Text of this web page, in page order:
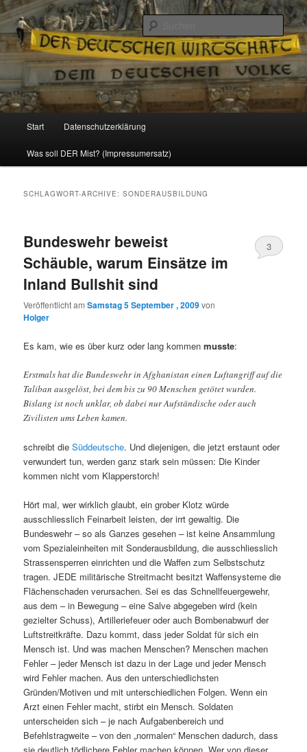
Reizzentrum
Politik, Wirtschaft, Soziales und Gesellschaft
Zum
Inhalt
Zum
sekundären
Start Datenschutzerklärung
Was soll DER Mist? (Impressumersatz)
SCHLAGWORT-ARCHIVE:SONDERAUSBILDUNG
Bundeswehr beweist
Schäuble, warum Einsätze im
Inland Bullshit sind
Veröffentlicht amSamstag 5 September , 2009von
Holger
3
Es kam, wie es über kurz oder lang kommenmusste:
Erstmals hat die Bundeswehr in Afghanistan einen Luftangriff auf die
Taliban ausgelöst, bei dem bis zu 90 Menschen getötet wurden.
Bislang ist noch unklar, ob dabei nur Aufständische oder auch
Zivilisten ums Leben kamen.
schreibt dieSüddeutsche. Und diejenigen, die jetzt erstaunt oder
verwundert tun, werden ganz stark sein müssen: Die Kinder
kommen nicht vom Klapperstorch!
Hört mal, wer wirklich glaubt, ein grober Klotz würde
ausschliesslich Feinarbeit leisten, der irrt gewaltig. Die
Bundeswehr – so als Ganzes gesehen – ist keine Ansammlung
vom Spezialeinheiten mit Sonderausbildung, die ausschliesslich
Strassensperren einrichten und die Waffen zum Selbstschutz
tragen. JEDE militärische Streitmacht besitzt Waffensysteme die
Flächenschaden verursachen. Sei es das Schnellfeuergewehr,
aus dem – in Bewegung – eine Salve abgegeben wird (kein
gezielter Schuss), Artilleriefeuer oder auch Bombenabwurf der
Luftstreitkräfte. Dazu kommt, dass jeder Soldat für sich ein
Mensch ist. Und was machen Menschen? Menschen machen
Fehler – jeder Mensch ist dazu in der Lage und jeder Mensch
wird Fehler machen. Aus den unterschiedlichsten
Gründen/Motiven und mit unterschiedlichen Folgen. Wenn ein
Arzt einen Fehler macht, stirbt ein Mensch. Soldaten
unterscheiden sich – je nach Aufgabenbereich und
Befehlstragweite – von den „normalen“ Menschen dadurch, dass